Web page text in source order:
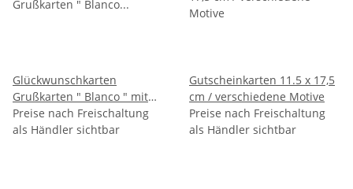
Glückwunschkarten
Grußkarten " Blanco " mit
Versandumschlag , sortiert
Preise nach Freischaltung
als Händler sichtbar
Gutscheinkarten 11.5 x 17,5
cm / verschiedene Motive
Preise nach Freischaltung
als Händler sichtbar